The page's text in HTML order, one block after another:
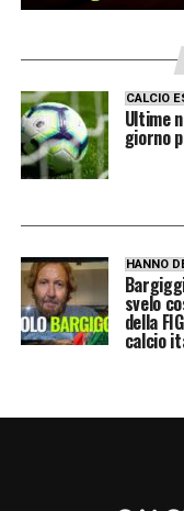
CALCIO
Ultime
giorno
HANNO
svelo
della
calcio